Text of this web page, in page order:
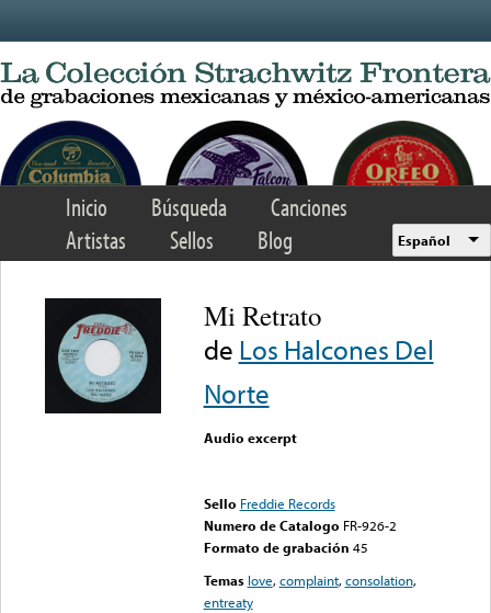
Inicio Búsqueda
Canciones
Artistas
Sellos Blog Español
Mi Retrato
de Los Halcones Del
Norte
Audio excerpt
Sello Freddie Records
Numero de Catalogo FR-926-2
Formato de grabación 45
Temas love,complaint,consolation,
entreaty